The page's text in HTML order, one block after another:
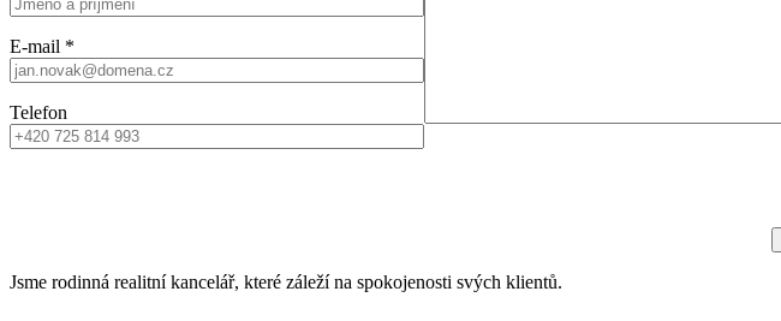
E-mail *
Telefon
Jsme rodinná realitní kancelář, které záleží na spokojenosti svých klientů.